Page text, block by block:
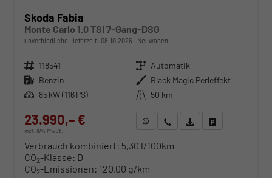
Skoda Fabia
Monte Carlo 1.0 TSI 7-Gang-DSG
unverbindliche Lieferzeit: 08.10.2026 Neuwagen
Fahrzeugnr. 118541 Getriebe Automatik
Kraftstoff Benzin Außenfarbe Black Magic Perleffekt
Leistung 85 kW (116 PS) Kilometerstand 50 km
23.990,– €
incl. 19% MwSt.
WhatsApp anfragen
Wir rufen Sie anFahrzeugexposé (PDF)
Verbrauch kombiniert: 5,30 l/100km
CO2-Klasse: D
CO2-Emissionen: 120,00 g/km